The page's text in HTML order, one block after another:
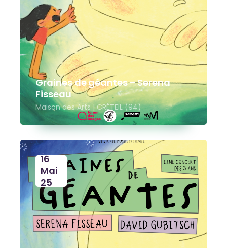
Graines de géantes – Serena
Fisseau
Maison des Arts | CRÉTEIL (94)
16
Mai
25